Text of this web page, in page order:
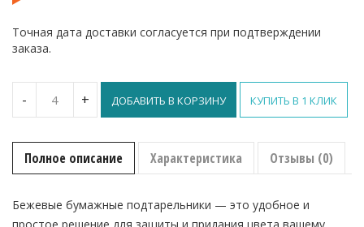
Точная дата доставки согласуется при подтверждении
заказа.
-
Подтарельник
бумажный
250
бежевый
+ ДОБАВИТЬ В КОРЗИНУ КУПИТЬ В 1 КЛИК
Полное описание Характеристика Отзывы (0)
Бежевые бумажные подтарельники — это удобное и